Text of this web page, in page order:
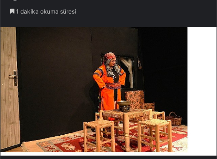
1 dakika okuma süresi